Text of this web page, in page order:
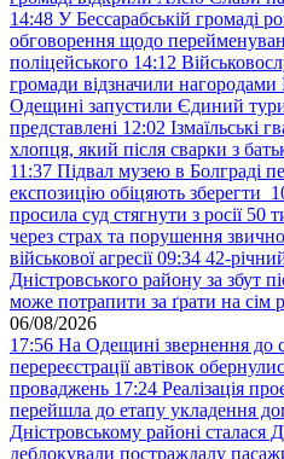
14:48 У Бессарабській громаді
обговорення щодо
поліцейського 14:12
громади відзначили
Одещині запустили Єдиний
представлені 12:02 Ізмаїльські
хлопця, який після сварки з
11:37 Підвал музею в Болграді
експозицію обіцяють зберегти
просила суд стягнути з росії 50
через страх та порушення
військової агресії 09:34 42-
Дністровського району за збут
може потрапити за ґрати на сім
06/08/2026
17:56 На Одещині звернення до
перереєстрації автівок
проваджень 17:24 Реалізація
перейшла до етапу укладення
Дністровському районі сталася
деблокували постраждалу